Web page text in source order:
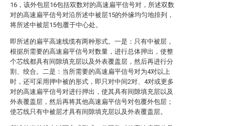
16，该外包层16包括双数对的高速扁平信号对，所述双数
对的高速扁平信号对沿所述中被层15的外缘均匀地排列，
将所述中被层15包覆于中心处。
即所述的扁平高速线缆有两种形式。一是：只有中被层，
根据所需要的高速扁平信号对数量，进行总体押出，使整
个芯线都具有间隙填充层以及外表覆盖层，然后再进行分
割、绞合。二是：当所需要的高速扁平信号对为4对以上
时，还可采用押中被的形式，即只对中间2对、4对或更多
对的高速扁平信号对进行押出，使其具有间隙填充层以及
外表覆盖层，然后再将其他高速扁平信号对包覆外包层；
使芯线只有中被层才具有间隙填充层以及外表覆盖层。